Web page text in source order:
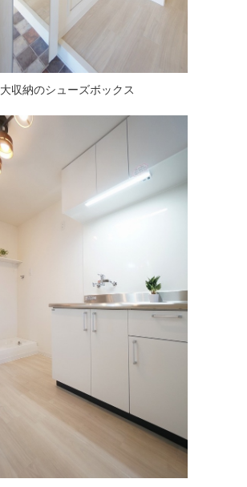
大収納のシューズボックス